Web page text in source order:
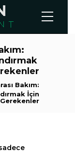
Bakım:
İçin